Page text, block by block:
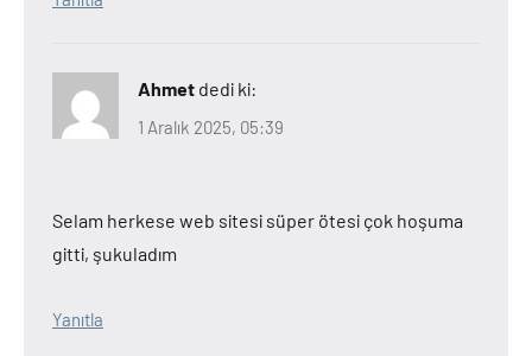
Ahmet dedi ki:
1 Aralık 2025, 05:39
Selam herkese web sitesi süper ötesi çok hoşuma
gitti, şukuladım
Yanıtla